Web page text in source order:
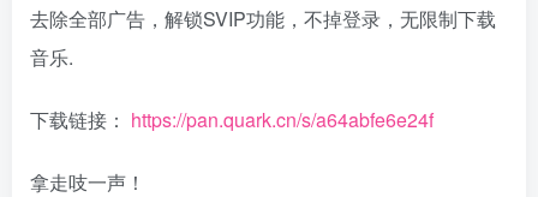
去除全部广告，解锁SVIP功能，不掉登录，无限制下载
音乐.
下载链接： https://pan.quark.cn/s/a64abfe6e24f
拿走吱一声！